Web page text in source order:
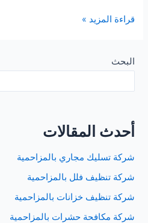
شركة
بالدمام
قراءة المزيد »
البحث
أحدث المقالات
شركة تسليك مجاري بالمزاحمية
شركة تنظيف فلل بالمزاحمية
شركة تنظيف خزانات بالمزاحمية
شركة مكافحة حشرات بالمزاحمية